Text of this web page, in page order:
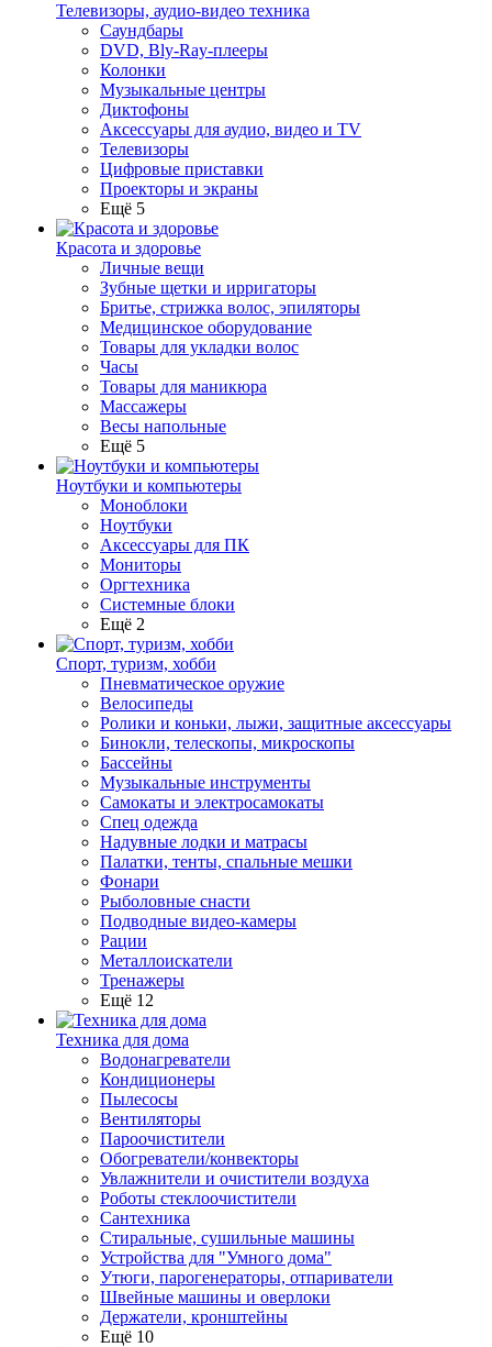
Телевизоры, аудио-видео техника
Саундбары
DVD, Bly-Ray-плееры
Колонки
Музыкальные центры
Диктофоны
Аксессуары для аудио, видео и TV
Телевизоры
Цифровые приставки
Проекторы и экраны
Ещё 5
Красота и здоровье
Личные вещи
Зубные щетки и ирригаторы
Бритье, стрижка волос, эпиляторы
Медицинское оборудование
Товары для укладки волос
Часы
Товары для маникюра
Массажеры
Весы напольные
Ещё 5
Ноутбуки и компьютеры
Моноблоки
Ноутбуки
Аксессуары для ПК
Мониторы
Оргтехника
Системные блоки
Ещё 2
Спорт, туризм, хобби
Пневматическое оружие
Велосипеды
Ролики и коньки, лыжи, защитные аксессуары
Бинокли, телескопы, микроскопы
Бассейны
Музыкальные инструменты
Самокаты и электросамокаты
Спец одежда
Надувные лодки и матрасы
Палатки, тенты, спальные мешки
Фонари
Рыболовные снасти
Подводные видео-камеры
Рации
Металлоискатели
Тренажеры
Ещё 12
Техника для дома
Водонагреватели
Кондиционеры
Пылесосы
Вентиляторы
Пароочистители
Обогреватели/конвекторы
Увлажнители и очистители воздуха
Роботы стеклоочистители
Сантехника
Стиральные, сушильные машины
Устройства для "Умного дома"
Утюги, парогенераторы, отпариватели
Швейные машины и оверлоки
Держатели, кронштейны
Ещё 10